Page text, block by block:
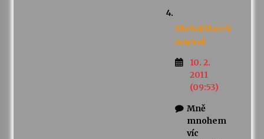
MichalMarek
napsal:
10. 2.
2011
(09:53)
Mně
mnohem
víc